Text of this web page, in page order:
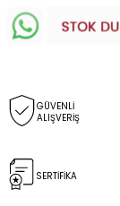
GÜVENLİ
ALIŞVERİŞ
SERTİFİKA